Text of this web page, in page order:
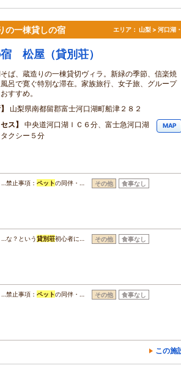
の一棟貸しの宿 エリア： 山梨 > 河口湖
松屋（貸別荘）
ば、蔵造りの一棟貸切ヴィラ。新緑の季節、信楽焼
呂で寛ぐ特別な滞在。家族旅行、女子旅、グループ
すすめ。
山梨県南都留郡富士河口湖町船津２８２
ス
中央道河口湖ＩＣ６分、富士急河口湖
クシー５分
MAP
…禁止事項： ペットの同伴・… その他 食事なし
…な？という貸別荘初心者に… その他 食事なし
…禁止事項： ペットの同伴・… その他 食事なし
この施